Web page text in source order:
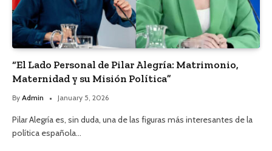
“El Lado Personal de Pilar Alegría: Matrimonio,
Maternidad y su Misión Política”
By Admin January 5, 2026
Pilar Alegría es, sin duda, una de las figuras más interesantes de la
política española…